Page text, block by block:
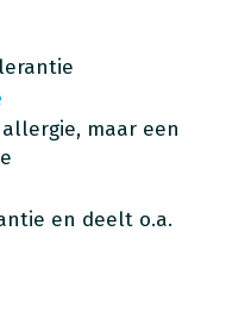
maar een
en deelt o.a.